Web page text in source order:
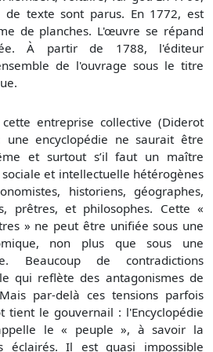
texte sont parus. En 1772, est
de planches. L'œuvre se répand
À partir de 1788, l'éditeur
de l'ouvrage sous le titre
entreprise collective (Diderot
encyclopédie ne saurait être
et surtout s’il faut un maître
et intellectuelle hétérogènes
historiens, géographes,
prêtres, et philosophes. Cette «
» ne peut être unifiée sous une
non plus que sous une
Beaucoup de contradictions
qui reflète des antagonismes de
par-delà ces tensions parfois
tient le gouvernail : l'Encyclopédie
le « peuple », à savoir la
éclairés. Il est quasi impossible